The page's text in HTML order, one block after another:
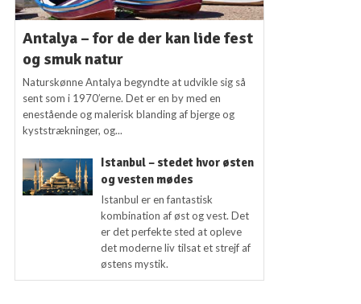
Antalya – for de der kan lide fest
og smuk natur
Naturskønne Antalya begyndte at udvikle sig så
sent som i 1970’erne. Det er en by med en
enestående og malerisk blanding af bjerge og
kyststrækninger, og...
Istanbul – stedet hvor østen
og vesten mødes
Istanbul er en fantastisk
kombination af øst og vest. Det
er det perfekte sted at opleve
det moderne liv tilsat et strejf af
østens mystik.